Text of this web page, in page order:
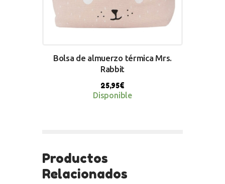
Bolsa de almuerzo térmica Mrs.
Rabbit
25,95€
Disponible
Productos
Relacionados